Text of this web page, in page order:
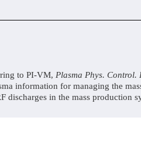
to PI-VM, Plasma Phys. Control.
information for managing the
discharges in the mass production